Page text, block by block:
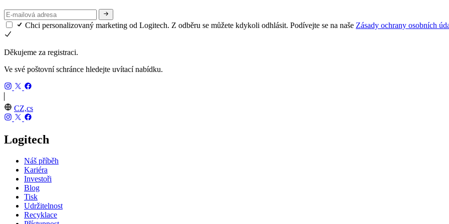
Chci personalizovaný marketing od Logitech. Z odběru se můžete kdykoli odhlásit. Podívejte se na naše Zásady ochrany osobních
Děkujeme za registraci.
Ve své poštovní schránce hledejte uvítací nabídku.
CZ,cs
Logitech
Náš příběh
Kariéra
Investoři
Blog
Tisk
Udržitelnost
Recyklace